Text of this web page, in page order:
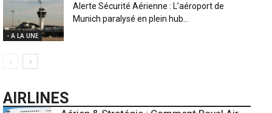
- A LA UNE
Alerte Sécurité Aérienne : L’aéroport de
Munich paralysé en plein hub...
AIRLINES